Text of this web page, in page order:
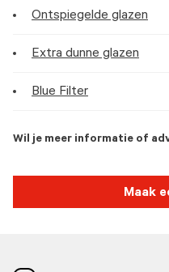
Ontspiegelde glazen
Extra dunne glazen
Blue Filter
Wil je meer informatie of
Maak